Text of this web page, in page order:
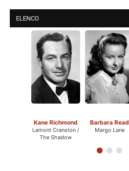
ELENCO
Kane Richmond
Lamont Cranston /
The Shadow
Barbara Read
Margo Lane